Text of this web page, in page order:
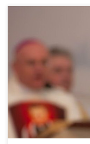
W niedzielę, 13
relikwii bł. Jerzego
Inowrocławiu. Mszy
gnieźnieński biskup
słowie skierowanym do
Chrystus przychodzi
taki sam […]